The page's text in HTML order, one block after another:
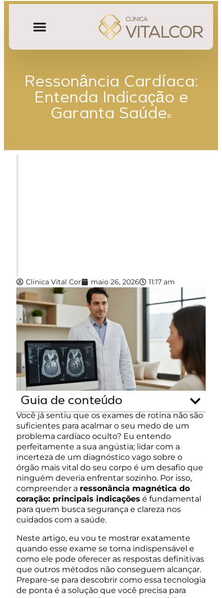
Ressonância Cardíaca:
Entenda Indicação e
Garanta Saúde!
Clinica Vital Cor maio 26, 2026 11:17 am
Guia de conteúdo
Você já sentiu que os exames de rotina não são
suficientes para acalmar o seu medo de um
problema cardíaco oculto? Eu entendo
perfeitamente a sua angústia; lidar com a
incerteza de um diagnóstico vago sobre o
órgão mais vital do seu corpo é um desafio que
ninguém deveria enfrentar sozinho. Por isso,
compreender a ressonância magnética do
coração: principais indicações é fundamental
para quem busca segurança e clareza nos
cuidados com a saúde.
Neste artigo, eu vou te mostrar exatamente
quando esse exame se torna indispensável e
como ele pode oferecer as respostas definitivas
que outros métodos não conseguem alcançar.
Prepare-se para descobrir como essa tecnologia
de ponta é a solução que você precisa para